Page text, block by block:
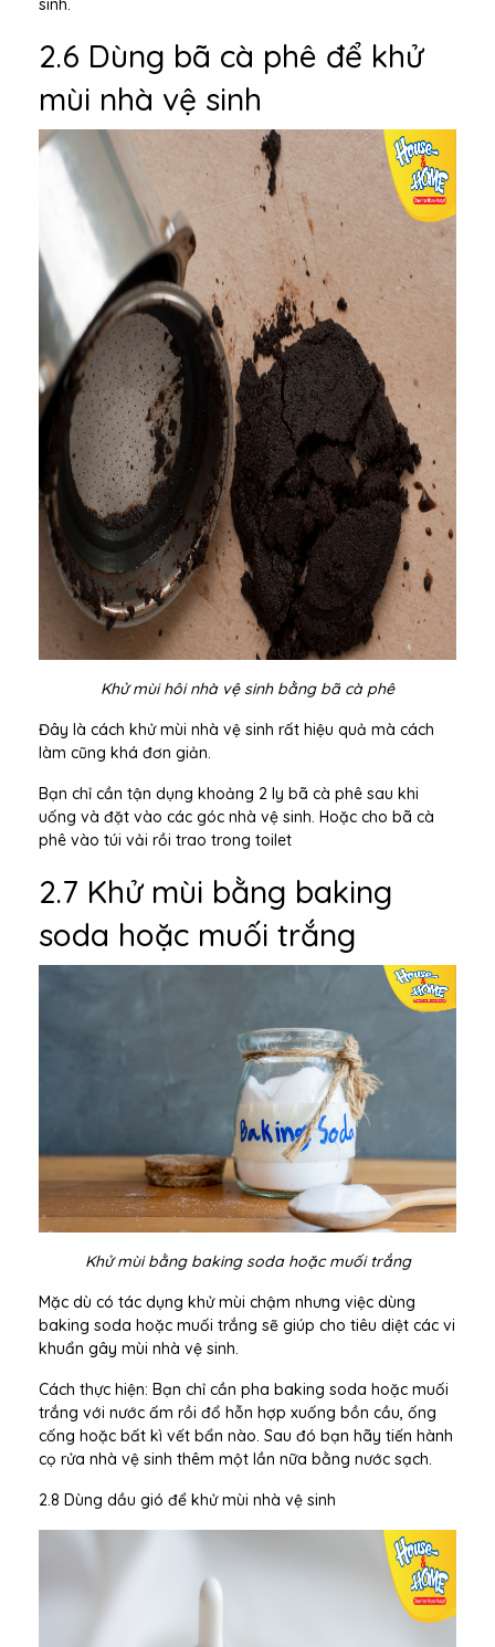
sinh.
2.6 Dùng bã cà phê để khử
mùi nhà vệ sinh
Khử mùi hôi nhà vệ sinh bằng bã cà phê
Đây là cách khử mùi nhà vệ sinh rất hiệu quả mà cách
làm cũng khá đơn giản.
Bạn chỉ cần tận dụng khoảng 2 ly bã cà phê sau khi
uống và đặt vào các góc nhà vệ sinh. Hoặc cho bã cà
phê vào túi vải rồi trao trong toilet
2.7 Khử mùi bằng baking
soda hoặc muối trắng
Khử mùi bằng baking soda hoặc muối trắng
Mặc dù có tác dụng khử mùi chậm nhưng việc dùng
baking soda hoặc muối trắng sẽ giúp cho tiêu diệt các vi
khuẩn gây mùi nhà vệ sinh.
Cách thực hiện: Bạn chỉ cần pha baking soda hoặc muối
trắng với nước ấm rồi đổ hỗn hợp xuống bồn cầu, ống
cống hoặc bất kì vết bẩn nào. Sau đó bạn hãy tiến hành
cọ rửa nhà vệ sinh thêm một lần nữa bằng nước sạch.
2.8 Dùng dầu gió để khử mùi nhà vệ sinh